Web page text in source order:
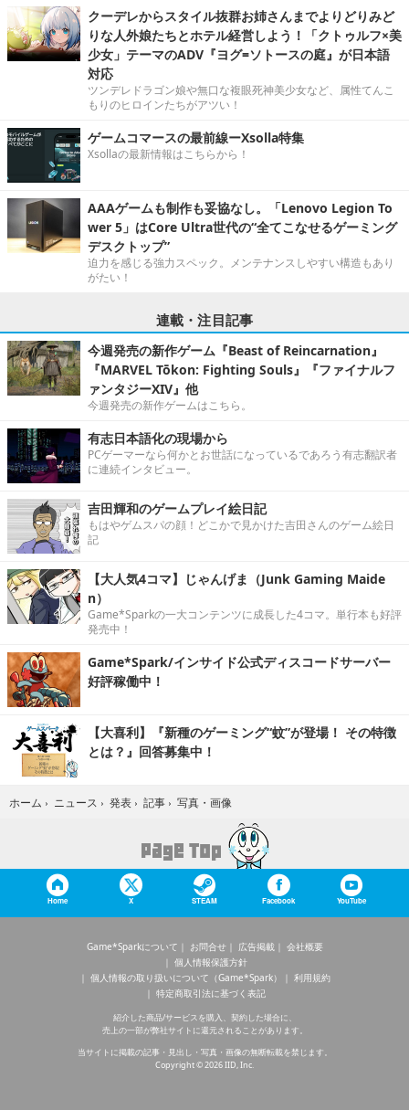
クーデレからスタイル抜群お姉さんまでよりどりみど
りな人外娘たちとホテル経営しよう！「クトゥルフ×美
少女」テーマのADV『ヨグ=ソトースの庭』が日本語
対応
ツンデレドラゴン娘や無口な複眼死神美少女など、属性てんこ
もりのヒロインたちがアツい！
ゲームコマースの最前線ーXsolla特集
Xsollaの最新情報はこちらから！
AAAゲームも制作も妥協なし。「Lenovo Legion To
wer 5」はCore Ultra世代の“全てこなせるゲーミング
デスクトップ”
迫力を感じる強力スペック。メンテナンスしやすい構造もあり
がたい！
連載・注目記事
今週発売の新作ゲーム『Beast of Reincarnation』
『MARVEL Tōkon: Fighting Souls』『ファイナルフ
ァンタジーXIV』他
今週発売の新作ゲームはこちら。
有志日本語化の現場から
PCゲーマーなら何かとお世話になっているであろう有志翻訳者
に連続インタビュー。
吉田輝和のゲームプレイ絵日記
もはやゲムスパの顔！どこかで見かけた吉田さんのゲーム絵日
記
【大人気4コマ】じゃんげま（Junk Gaming Maide
n）
Game*Sparkの一大コンテンツに成長した4コマ。単行本も好評
発売中！
Game*Spark/インサイド公式ディスコードサーバー
好評稼働中！
【大喜利】『新種のゲーミング“蚊”が登場！ その特徴
とは？』回答募集中！
ホーム › ニュース › 発表 › 記事 › 写真・画像
Home X STEAM Facebook YouTube
Game*Sparkについて お問合せ 広告掲載
会社概要
個人情報保護方針
個人情報の取り扱いについて（Game*Spark）
利用規約
特定商取引法に基づく表記
紹介した商品/サービスを購入、契約した場合に、
売上の一部が弊社サイトに還元されることがあります。
当サイトに掲載の記事・見出し・写真・画像の無断転載を禁じます。
Copyright © 2026 IID, Inc.